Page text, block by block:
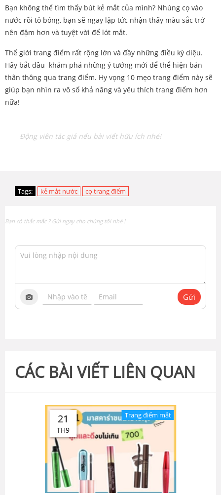
Bạn không thể tìm thấy bút kẻ mắt của mình? Nhúng cọ vào
nước rồi tô bóng, bạn sẽ ngay lập tức nhận thấy màu sắc trở
nên đậm hơn và tuyệt vời để lót mắt.
Thế giới trang điểm rất rộng lớn và đầy những điều kỳ diệu.
Hãy bắt đầu khám phá những ý tưởng mới để thể hiện bản
thân thông qua trang điểm. Hy vọng 10 mẹo trang điểm này sẽ
giúp bạn nhìn ra vô số khả năng và yêu thích trang điểm hơn
nữa!
Động viên tác giả nếu bài viết hữu ích nhé!
Tags: kẻ mắt nước cọ trang điểm
Bạn có thắc mắc ? Gửi ngay cho chúng tôi nhé !
Gửi
CÁC BÀI VIẾT LIÊN QUAN
21
TH9
Trang điểm mắt